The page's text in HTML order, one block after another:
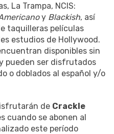
La Trampa, NCIS:
y Blackish, así
taquilleras películas
estudios de Hollywood.
disponibles sin
pueden ser disfrutados
o doblados al español y/o
de Crackle
cuando se abonen al
este período